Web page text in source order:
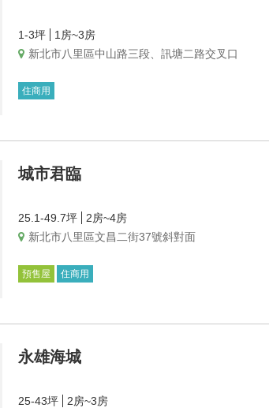
1-3坪
1房~3房
新北市八里區中山路三段、訊塘二路交叉口
住商用
城市君臨
25.1-49.7坪
2房~4房
新北市八里區文昌二街37號斜對面
預售屋 住商用
永雄海城
25-43坪
2房~3房